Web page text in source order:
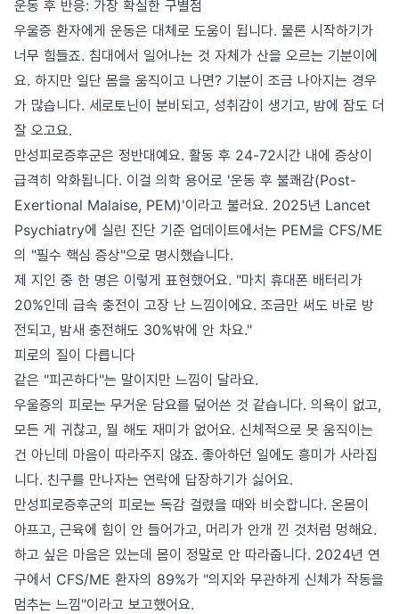
운동 후 반응: 가장 확실한 구별점
우울증 환자에게 운동은 대체로 도움이 됩니다. 물론 시작하기가
너무 힘들죠. 침대에서 일어나는 것 자체가 산을 오르는 기분이에
요. 하지만 일단 몸을 움직이고 나면? 기분이 조금 나아지는 경우
가 많습니다. 세로토닌이 분비되고, 성취감이 생기고, 밤에 잠도 더
잘 오고요.
만성피로증후군은 정반대예요. 활동 후 24-72시간 내에 증상이
급격히 악화됩니다. 이걸 의학 용어로 '운동 후 불쾌감(Post-
Exertional Malaise, PEM)'이라고 불러요. 2025년 Lancet
Psychiatry에 실린 진단 기준 업데이트에서는 PEM을 CFS/ME
의 "필수 핵심 증상"으로 명시했습니다.
제 지인 중 한 명은 이렇게 표현했어요. "마치 휴대폰 배터리가
20%인데 급속 충전이 고장 난 느낌이에요. 조금만 써도 바로 방
전되고, 밤새 충전해도 30%밖에 안 차요."
피로의 질이 다릅니다
같은 "피곤하다"는 말이지만 느낌이 달라요.
우울증의 피로는 무거운 담요를 덮어쓴 것 같습니다. 의욕이 없고,
모든 게 귀찮고, 뭘 해도 재미가 없어요. 신체적으로 못 움직이는
건 아닌데 마음이 따라주지 않죠. 좋아하던 일에도 흥미가 사라집
니다. 친구를 만나자는 연락에 답장하기가 싫어요.
만성피로증후군의 피로는 독감 걸렸을 때와 비슷합니다. 온몸이
아프고, 근육에 힘이 안 들어가고, 머리가 안개 낀 것처럼 멍해요.
하고 싶은 마음은 있는데 몸이 정말로 안 따라줍니다. 2024년 연
구에서 CFS/ME 환자의 89%가 "의지와 무관하게 신체가 작동을
멈추는 느낌"이라고 보고했어요.